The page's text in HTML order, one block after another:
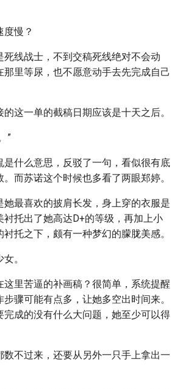
度慢？
死线战士，不到交稿死线绝对不会动
里等尿，也不愿意动手去先完成自己
这一单的截稿日期应该是十天之后。
”
是什么意思，反驳了一句，看似很有底
而苏诺这个时候也多看了两眼郑婷。
她最喜欢的披肩长发，身上穿的衣服是
衬托出了她高达D+的等级，再加上小
托之下，颇有一种梦幻的朦胧美感。
。
这里苦逼的补画稿？很简单，系统提醒
骤可能有点多，让她多空出时间来。
完成的没有什么大问题，她至少可以得
数不过来，还要从另外一只手上拿出一